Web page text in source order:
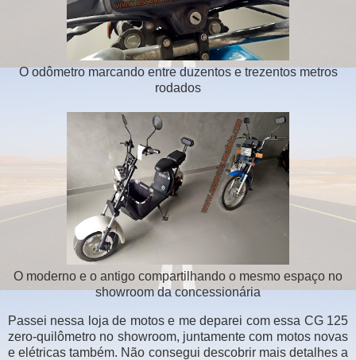
O odômetro marcando entre duzentos e trezentos metros
rodados
O moderno e o antigo compartilhando o mesmo espaço no
showroom da concessionária
Passei nessa loja de motos e me deparei com essa CG 125
zero-quilômetro no showroom, juntamente com motos novas
e elétricas também. Não consegui descobrir mais detalhes a